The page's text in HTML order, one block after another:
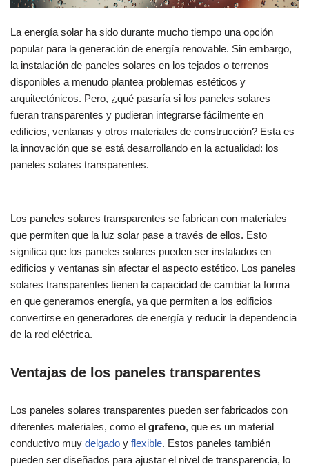
La energía solar ha sido durante mucho tiempo una opción
popular para la generación de energía renovable. Sin embargo,
la instalación de paneles solares en los tejados o terrenos
disponibles a menudo plantea problemas estéticos y
arquitectónicos. Pero, ¿qué pasaría si los paneles solares
fueran transparentes y pudieran integrarse fácilmente en
edificios, ventanas y otros materiales de construcción? Esta es
la innovación que se está desarrollando en la actualidad: los
paneles solares transparentes.
Los paneles solares transparentes se fabrican con materiales
que permiten que la luz solar pase a través de ellos. Esto
significa que los paneles solares pueden ser instalados en
edificios y ventanas sin afectar el aspecto estético. Los paneles
solares transparentes tienen la capacidad de cambiar la forma
en que generamos energía, ya que permiten a los edificios
convertirse en generadores de energía y reducir la dependencia
de la red eléctrica.
Ventajas de los paneles transparentes
Los paneles solares transparentes pueden ser fabricados con
diferentes materiales, como el grafeno, que es un material
conductivo muy delgado y flexible. Estos paneles también
pueden ser diseñados para ajustar el nivel de transparencia, lo